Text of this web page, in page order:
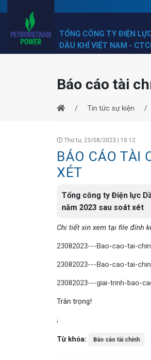
TỔNG CÔNG TY ĐIỆN
DẦU KHÍ VIỆT NAM -
Báo cáo tài
Tin tức sự kiện
Thứ tư, 23/08/2023 | 15:12
BÁO CÁO TÀI
XÉT
Tổng công ty Điện lực
năm 2023 sau soát xét
Chi tiết xin xem tại file đính
23082023---Bao-cao-tai-
23082023---Bao-cao-tai-
23082023---giai-trinh-bao-
Trân trọng!
;
Từ khóa: Báo cáo tài chính